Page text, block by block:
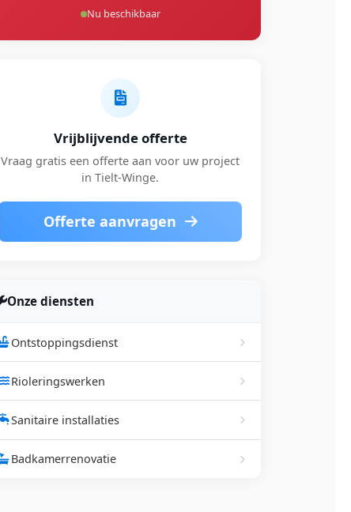
Nu beschikbaar
Vrijblijvende offerte
Vraag gratis een offerte aan voor uw project
in Tielt-Winge.
Offerte aanvragen
Onze diensten
Ontstoppingsdienst
Rioleringswerken
Sanitaire installaties
Badkamerrenovatie